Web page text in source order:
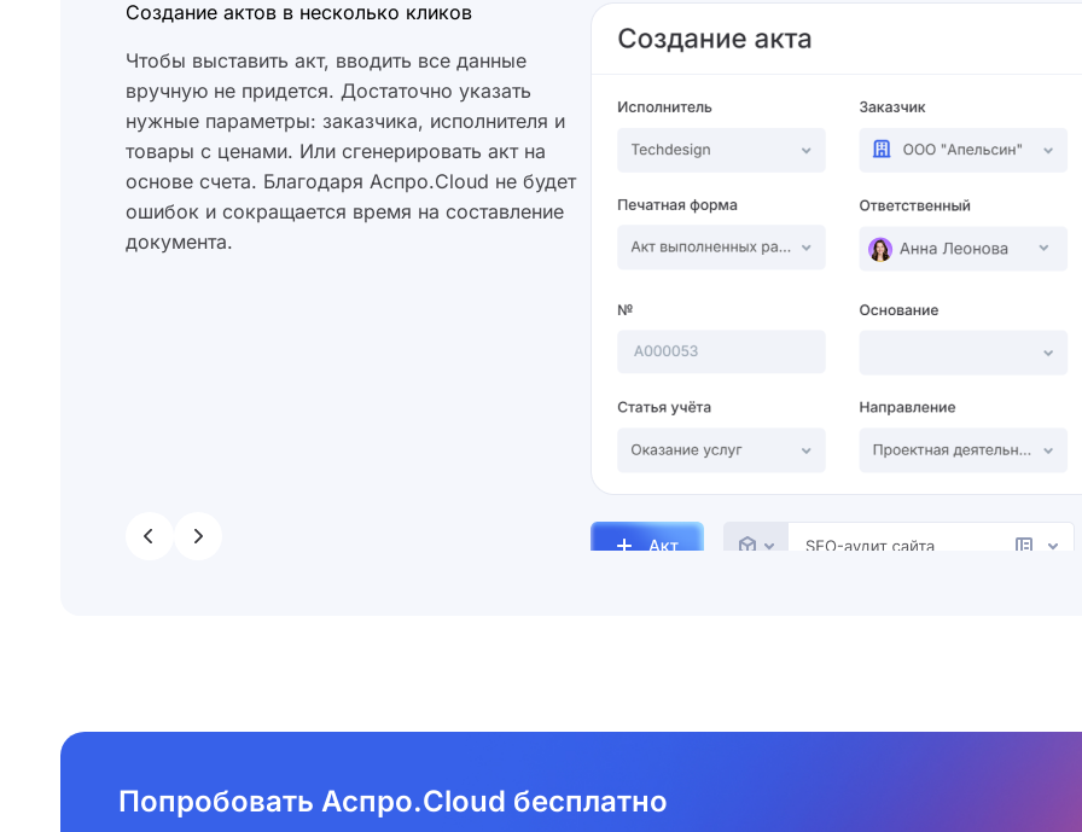
Создание актов в несколько кликов
Чтобы выставить акт, вводить все данные
вручную не придется. Достаточно указать
нужные параметры: заказчика, исполнителя и
товары с ценами. Или сгенерировать акт на
основе счета. Благодаря Аспро.Cloud не будет
ошибок и сокращается время на составление
документа.
Попробовать Аспро.Cloud бесплатно